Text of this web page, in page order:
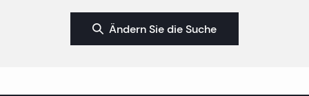
Ändern Sie die Suche